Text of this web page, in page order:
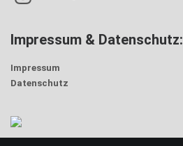
Impressum & Datenschutz:
Impressum
Datenschutz